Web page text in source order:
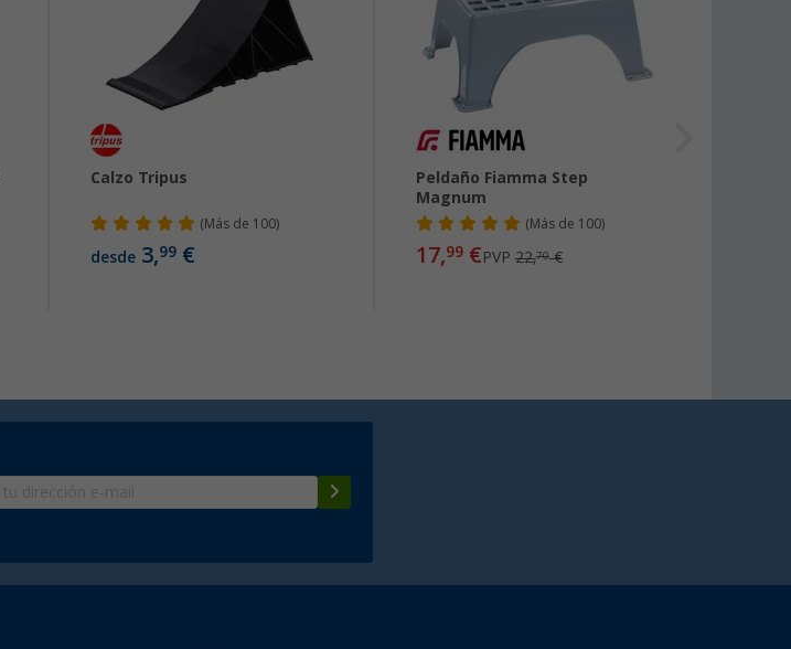
Calzo Tripus
( Más de 100)
desde 3,99 €
Peldaño Fiamma Step
Magnum
( Más de 100)
17,99€PVP 22,70€